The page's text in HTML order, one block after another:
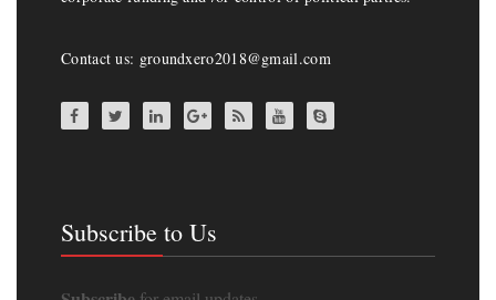
Contact us: groundxero2018@gmail.com
Subscribe to Us